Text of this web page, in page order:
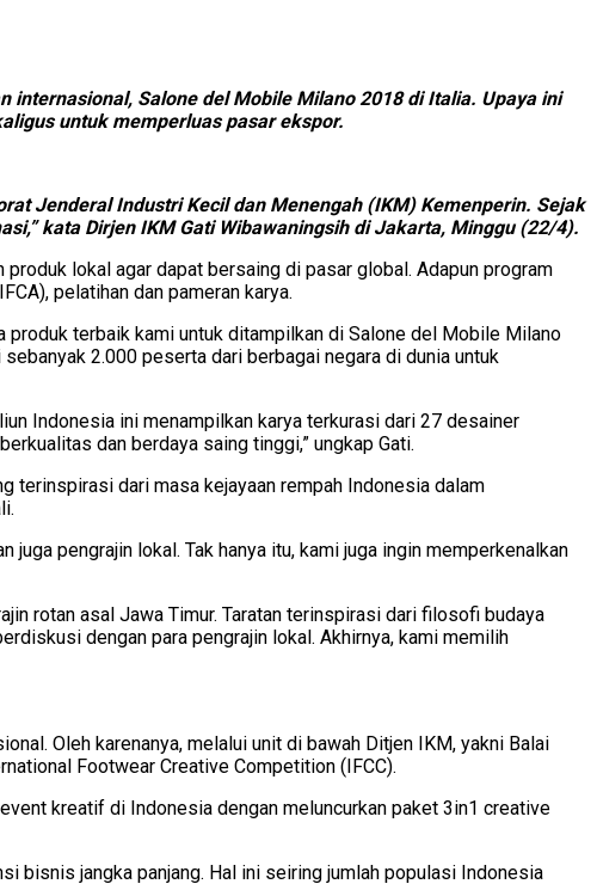
Salone del Mobile Milano 2018 di Italia. Upaya ini
untuk memperluas pasar ekspor.
Jenderal Industri Kecil dan Menengah (IKM) Kemenperin. Sejak
kata Dirjen IKM Gati Wibawaningsih di Jakarta, Minggu (22/4).
lokal agar dapat bersaing di pasar global. Adapun program
pelatihan dan pameran karya.
produk terbaik kami untuk ditampilkan di Salone del Mobile Milano
2.000 peserta dari berbagai negara di dunia untuk
Indonesia ini menampilkan karya terkurasi dari 27 desainer
dan berdaya saing tinggi,” ungkap Gati.
terinspirasi dari masa kejayaan rempah Indonesia dalam
pengrajin lokal. Tak hanya itu, kami juga ingin memperkenalkan
rotan asal Jawa Timur. Taratan terinspirasi dari filosofi budaya
dengan para pengrajin lokal. Akhirnya, kami memilih
Oleh karenanya, melalui unit di bawah Ditjen IKM, yakni Balai
Footwear Creative Competition (IFCC).
kreatif di Indonesia dengan meluncurkan paket 3in1 creative
bisnis jangka panjang. Hal ini seiring jumlah populasi Indonesia